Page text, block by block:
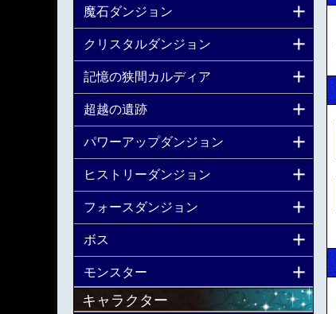
魔石ダンジョン
クリスタルダンジョン
記憶の狭間カルディア
超越の遺跡
パワーアップダンジョン
ヒストリーダンジョン
フォースダンジョン
ボス
モンスター
キャラクター